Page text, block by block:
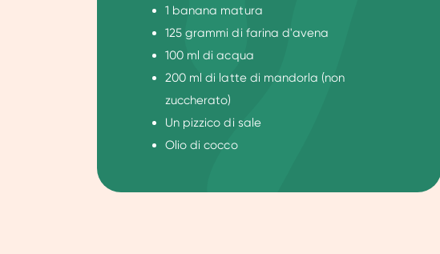
1 banana matura
125 grammi di farina d'avena
100 ml di acqua
200 ml di latte di mandorla (non
zuccherato)
Un pizzico di sale
Olio di cocco